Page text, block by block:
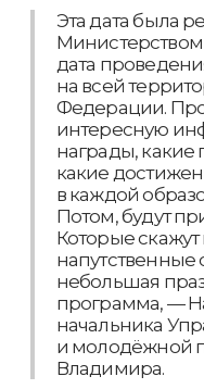
Эта дата была
дата
на всей
Федерации.
интересную
награды, какие
какие
в каждой
Потом, будут
Которые
напутственные
небольшая
программа, —
начальника
и молодёжной
Владимира.